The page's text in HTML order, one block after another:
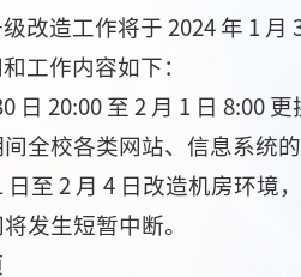
改造工作将于 2024 年 1 月
工作内容如下：
日 20:00 至 2 月 1 日 8:00
全校各类网站、信息系统
日至 2 月 4 日改造机房环
发生短暂中断。